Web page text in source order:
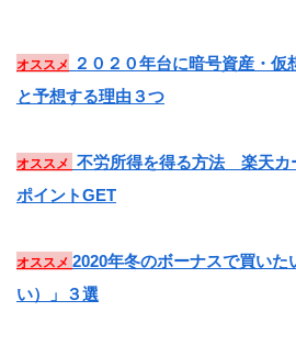
オススメ
２０２０年台に暗号資産・仮
と予想する理由３つ
オススメ
不労所得を得る方法 楽天カ
ポイントGET
オススメ 2020年冬のボーナスで買いた
い）」３選